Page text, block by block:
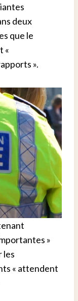
deux
que le
«
».
»
les
« attendent